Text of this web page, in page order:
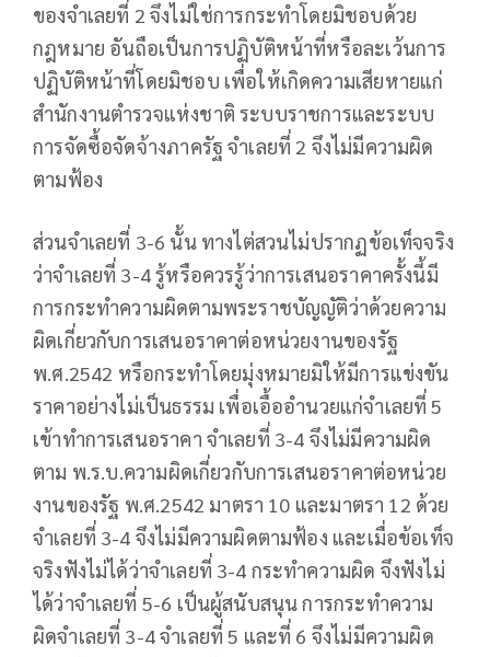
ของจำเลยที่ 2 จึงไม่ใช่การกระทำโดยมิชอบด้วย
กฎหมาย อันถือเป็นการปฏิบัติหน้าที่หรือละเว้นการ
ปฏิบัติหน้าที่โดยมิชอบ เพื่อให้เกิดความเสียหายแก่
สำนักงานตำรวจแห่งชาติ ระบบราชการและระบบ
การจัดซื้อจัดจ้างภาครัฐ จำเลยที่ 2 จึงไม่มีความผิด
ตามฟ้อง
ส่วนจำเลยที่ 3-6 นั้น ทางไต่สวนไม่ปรากฏข้อเท็จจริง
ว่าจำเลยที่ 3-4 รู้หรือควรรู้ว่าการเสนอราคาครั้งนี้มี
การกระทำความผิดตามพระราชบัญญัติว่าด้วยความ
ผิดเกี่ยวกับการเสนอราคาต่อหน่วยงานของรัฐ
พ.ศ.2542 หรือกระทำโดยมุ่งหมายมิให้มีการแข่งขัน
ราคาอย่างไม่เป็นธรรม เพื่อเอื้ออำนวยแก่จำเลยที่ 5
เข้าทำการเสนอราคา จำเลยที่ 3-4 จึงไม่มีความผิด
ตาม พ.ร.บ.ความผิดเกี่ยวกับการเสนอราคาต่อหน่วย
งานของรัฐ พ.ศ.2542 มาตรา 10 และมาตรา 12 ด้วย
จำเลยที่ 3-4 จึงไม่มีความผิดตามฟ้อง และเมื่อข้อเท็จ
จริงฟังไม่ได้ว่าจำเลยที่ 3-4 กระทำความผิด จึงฟังไม่
ได้ว่าจำเลยที่ 5-6 เป็นผู้สนับสนุน การกระทำความ
ผิดจำเลยที่ 3-4 จำเลยที่ 5 และที่ 6 จึงไม่มีความผิด